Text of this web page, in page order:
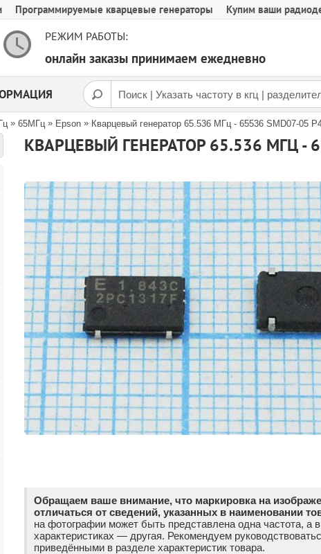
Программируемые кварцевые генераторы Купим ваши
РЕЖИМ РАБОТЫ:
онлайн заказы принимаем ежедневно
» 65МГц » Epson » Кварцевый генератор 65.536 МГц - 65536 SMD07-05
КВАРЦЕВЫЙ ГЕНЕРАТОР 65.536 МГЦ -
Обращаем ваше внимание, что маркировка на
отличаться от сведений, указанных в наименовании
на фотографии может быть представлена одна частота, а в
характеристиках — другая. Рекомендуем
приведёнными в разделе характеристик товара.